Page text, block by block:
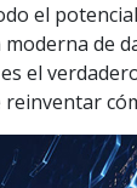
el
de
es el